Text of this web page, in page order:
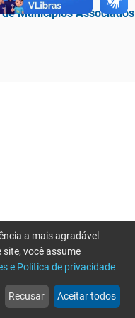
Municípios Associados
web
Notícias
more_horiz
Mais
a mais agradável
você assume
e Política de privacidade
Recusar Aceitar todos
novamente